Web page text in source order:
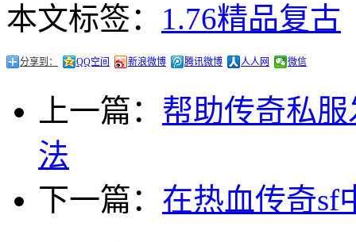
本文标签： 1.76精品复古
分享到： QQ空间 新浪微博 腾讯微博 人人网 微信
上一篇： 帮助传奇私
法
下一篇： 在热血传奇sf